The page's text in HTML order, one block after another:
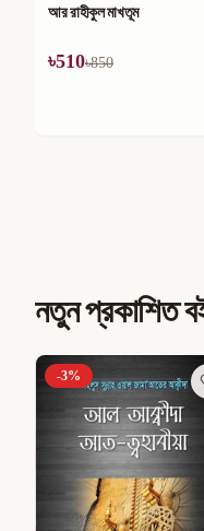
আকীদাহ্ সম্পর্কিত কতিপয় গুরুত্বপূর্ণ
৳12
নতুন প্রকাশিত
-3%